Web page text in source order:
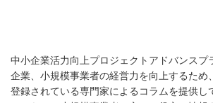
中小企業活力向上プロジェクトアドバンスプ
企業、小規模事業者の経営力を向上するため
登録されている専門家によるコラムを提供し